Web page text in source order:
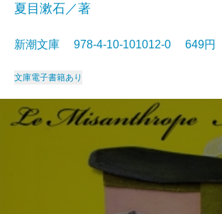
夏目漱石／著
新潮文庫 978-4-10-101012-0 649円
文庫電子書籍あり